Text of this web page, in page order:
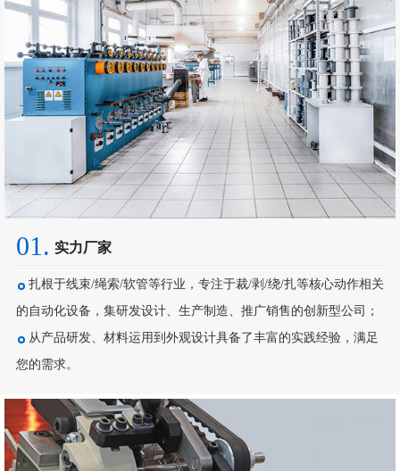
01. 实力厂家
扎根于线束/绳索/软管等行业，专注于裁/剥/绕/扎等核心动作相关
的自动化设备，集研发设计、生产制造、推广销售的创新型公司；
从产品研发、材料运用到外观设计具备了丰富的实践经验，满足
您的需求。